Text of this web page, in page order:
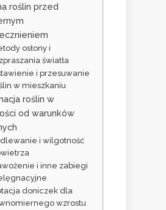
roślin przed
osłony i
światła
i przesuwanie
w mieszkaniu
roślin w
od warunków
i wilgotność
i inne zabiegi
doniczek dla
wzrostu